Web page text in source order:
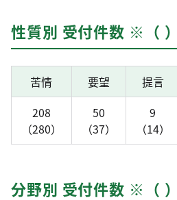
性質別 受付件数 ※（
苦情 要望 提言
208
（280）
50
（37）
9
（14）
分野別 受付件数 ※（